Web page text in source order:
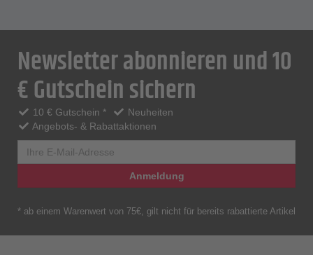
Newsletter abonnieren und 10
€ Gutschein sichern
10 € Gutschein *
Neuheiten
Angebots- & Rabattaktionen
Anmeldung
* ab einem Warenwert von 75€, gilt nicht für bereits rabattierte Artikel